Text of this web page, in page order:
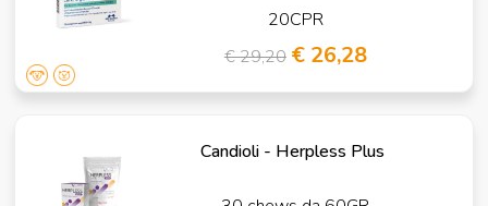
20CPR
€ 29,20 € 26,28
Candioli - Herpless Plus